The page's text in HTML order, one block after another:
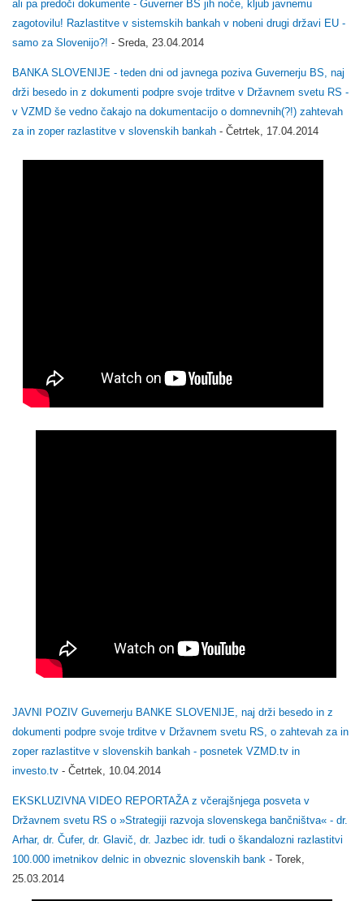
ali pa predoči dokumente - Guverner BS jih noče, kljub javnemu
zagotovilu! Razlastitve v sistemskih bankah v nobeni drugi državi EU -
samo za Slovenijo?! - Sreda, 23.04.2014
BANKA SLOVENIJE - teden dni od javnega poziva Guvernerju BS, naj
drži besedo in z dokumenti podpre svoje trditve v Državnem svetu RS -
v VZMD še vedno čakajo na dokumentacijo o domnevnih(?!) zahtevah
za in zoper razlastitve v slovenskih bankah - Četrtek, 17.04.2014
JAVNI POZIV Guvernerju BANKE SLOVENIJE, naj drži besedo in z
dokumenti podpre svoje trditve v Državnem svetu RS, o zahtevah za in
zoper razlastitve v slovenskih bankah - posnetek VZMD.tv in
investo.tv - Četrtek, 10.04.2014
EKSKLUZIVNA VIDEO REPORTAŽA z včerajšnjega posveta v
Državnem svetu RS o »Strategiji razvoja slovenskega bančništva« - dr.
Arhar, dr. Čufer, dr. Glavič, dr. Jazbec idr. tudi o škandalozni razlastitvi
100.000 imetnikov delnic in obveznic slovenskih bank - Torek,
25.03.2014